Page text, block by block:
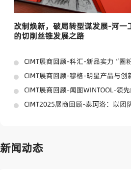
液能精密直达切削刃及后刀面切削区
却液（最高达100bar）从内冷却通孔
易于从所加工槽中排出的细小切屑。
结构的优点是可大幅提升刀具寿命和
洁度。新型PICCO小刀杆采用伊斯卡
牌号，该牌号适用切削速度范围宽，可
料的加工。《刀具工程师技术交流群》
4128281（1000人）《刀具界人脉》
47102（2000人）欢迎转发——本公众
信daojie8...
改制焕新，破局转型谋发展-河一
的切削丝锥发展之路
新闻动态